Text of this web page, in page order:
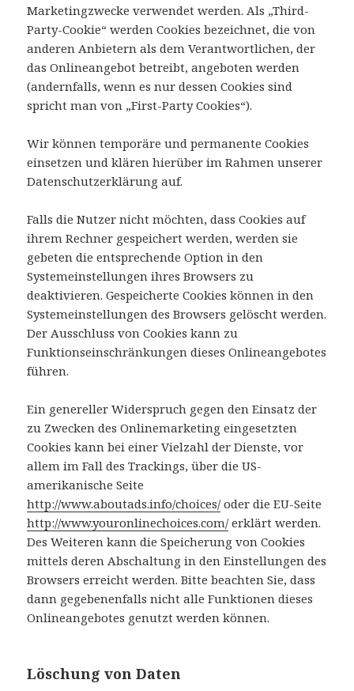
Marketingzwecke verwendet werden. Als „Third-
Party-Cookie“ werden Cookies bezeichnet, die von
anderen Anbietern als dem Verantwortlichen, der
das Onlineangebot betreibt, angeboten werden
(andernfalls, wenn es nur dessen Cookies sind
spricht man von „First-Party Cookies“).
Wir können temporäre und permanente Cookies
einsetzen und klären hierüber im Rahmen unserer
Datenschutzerklärung auf.
Falls die Nutzer nicht möchten, dass Cookies auf
ihrem Rechner gespeichert werden, werden sie
gebeten die entsprechende Option in den
Systemeinstellungen ihres Browsers zu
deaktivieren. Gespeicherte Cookies können in den
Systemeinstellungen des Browsers gelöscht werden.
Der Ausschluss von Cookies kann zu
Funktionseinschränkungen dieses Onlineangebotes
führen.
Ein genereller Widerspruch gegen den Einsatz der
zu Zwecken des Onlinemarketing eingesetzten
Cookies kann bei einer Vielzahl der Dienste, vor
allem im Fall des Trackings, über die US-
amerikanische Seite
http://www.aboutads.info/choices/oder die EU-Seite
http://www.youronlinechoices.com/erklärt werden.
Des Weiteren kann die Speicherung von Cookies
mittels deren Abschaltung in den Einstellungen des
Browsers erreicht werden. Bitte beachten Sie, dass
dann gegebenenfalls nicht alle Funktionen dieses
Onlineangebotes genutzt werden können.
Löschung von Daten